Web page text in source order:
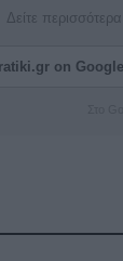
Δείτε
on